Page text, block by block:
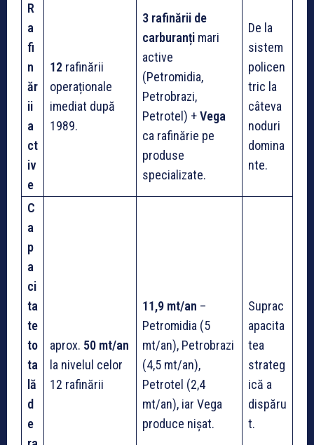
R
a
fi
n
ăr
ii
a
ct
iv
e
12 rafinării
operaționale
imediat după
1989.
3 rafinării de
carburanți mari
active
(Petromidia,
Petrobrazi,
Petrotel) +Vega
ca rafinărie pe
produse
specializate.
De la
sistem
policen
tric la
câteva
noduri
domina
nte.
C
a
p
a
ci
ta
te
to
ta
lă
d
e
aprox. 50 mt/an
la nivelul celor
12 rafinării
11,9 mt/an –
Petromidia (5
mt/an), Petrobrazi
(4,5 mt/an),
Petrotel (2,4
mt/an), iar Vega
produce nișat.
Suprac
apacita
tea
strateg
ică a
dispăru
t.